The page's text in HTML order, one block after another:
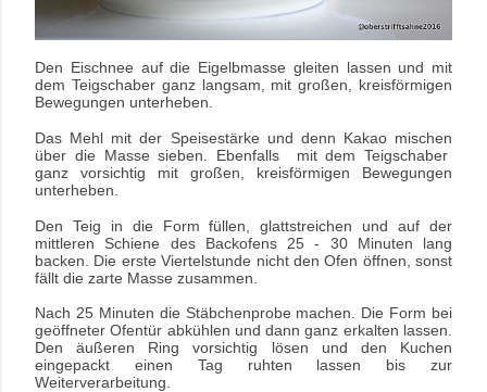
Den Eischnee auf die Eigelbmasse gleiten lassen und mit
dem Teigschaber ganz langsam, mit großen, kreisförmigen
Bewegungen unterheben.
Das Mehl mit der Speisestärke und denn Kakao mischen
über die Masse sieben. Ebenfalls mit dem Teigschaber
ganz vorsichtig mit großen, kreisförmigen Bewegungen
unterheben.
Den Teig in die Form füllen, glattstreichen und auf der
mittleren Schiene des Backofens 25 - 30 Minuten lang
backen. Die erste Viertelstunde nicht den Ofen öffnen, sonst
fällt die zarte Masse zusammen.
Nach 25 Minuten die Stäbchenprobe machen. Die Form bei
geöffneter Ofentür abkühlen und dann ganz erkalten lassen.
Den äußeren Ring vorsichtig lösen und den Kuchen
eingepackt einen Tag ruhten lassen bis zur
Weiterverarbeitung.